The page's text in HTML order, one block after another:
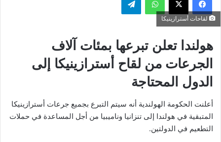
لقاحات أسترازينيكا
هولندا تعلن تبرعها بمئات آلاف
الجرعات من لقاح أسترازينيكا إلى
الدول المحتاجة
أعلنت الحكومة الهولندية أنه سيتم التبرع بجميع جرعات أسترازينيكا
المتبقية في هولندا إلى تنزانيا وناميبيا من أجل المساعدة في حملات
التطعيم في الدولتين.